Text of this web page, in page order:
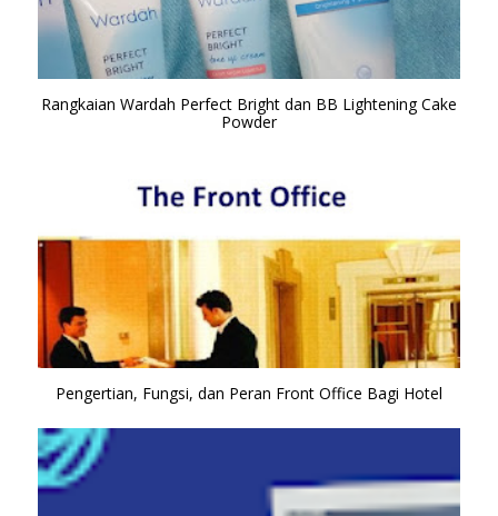
Rangkaian Wardah Perfect Bright dan BB Lightening Cake
Powder
Pengertian, Fungsi, dan Peran Front Office Bagi Hotel